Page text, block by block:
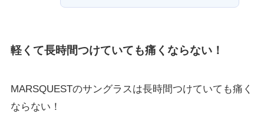
軽くて長時間つけていても痛くならない！
MARSQUESTのサングラスは長時間つけていても痛く
ならない！